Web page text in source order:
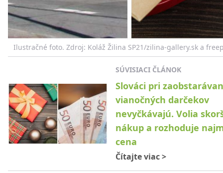
Ilustračné foto. Zdroj: Koláž Žilina SP21/zilina-gallery.sk a
SÚVISIACI ČLÁNOK
Slováci pri
vianočných darčekov
nevyčkávajú. Volia
nákup a rozhoduje
cena
Čítajte viac>